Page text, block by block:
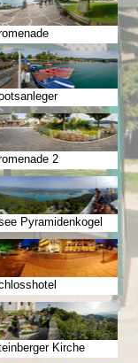
2
Pyramidenkogel
Kirche